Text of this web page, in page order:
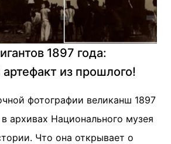
1897 года:
из прошлого!
фотографии великанш 1897
архивах Национального музея
Что она открывает о